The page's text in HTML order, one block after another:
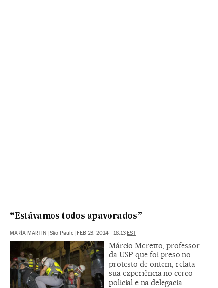
“Estávamos todos apavorados”
MARÍA MARTÍN | São Paulo | FEB 23, 2014 - 18:13 EST
Márcio Moretto, professor
da USP que foi preso no
protesto de ontem, relata
sua experiência no cerco
policial e na delegacia